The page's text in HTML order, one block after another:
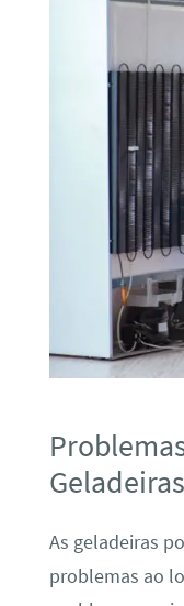
Geladeiras
As geladeiras
problemas ao